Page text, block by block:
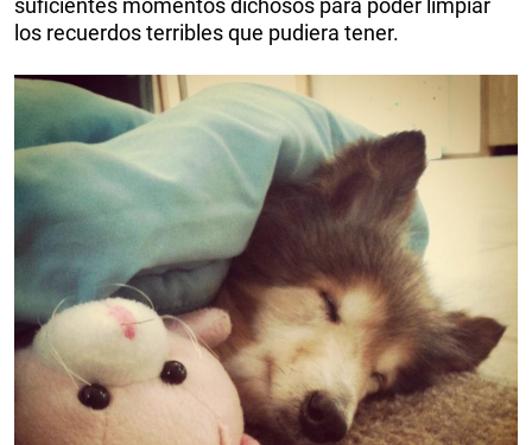
los recuerdos terribles que pudiera tener.